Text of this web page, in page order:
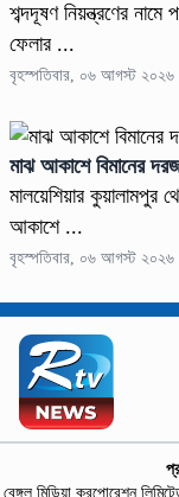
শব্দদূষণ নিয়ন্ত্রণের নামে
ফেলার ...
বৃহস্পতিবার, ০৬ আগস্ট
মাঝ আকাশে বিমানের
মালয়েশিয়ার কুয়ালামপুর
আকাশে ...
বৃহস্পতিবার, ০৬ আগস্ট
বেঙ্গল মিডিয়া করপোরেশন